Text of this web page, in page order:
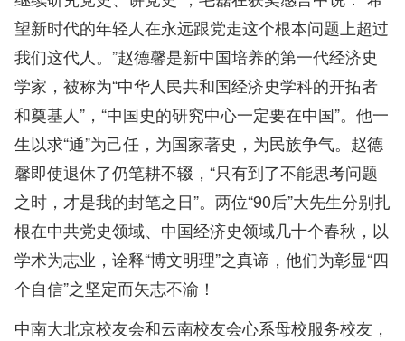
望新时代的年轻人在永远跟党走这个根本问题上超过
我们这代人。”赵德馨是新中国培养的第一代经济史
学家，被称为“中华人民共和国经济史学科的开拓者
和奠基人”，“中国史的研究中心一定要在中国”。他一
生以求“通”为己任，为国家著史，为民族争气。赵德
馨即使退休了仍笔耕不辍，“只有到了不能思考问题
之时，才是我的封笔之日”。两位“90后”大先生分别扎
根在中共党史领域、中国经济史领域几十个春秋，以
学术为志业，诠释“博文明理”之真谛，他们为彰显“四
个自信”之坚定而矢志不渝！
中南大北京校友会和云南校友会心系母校服务校友，